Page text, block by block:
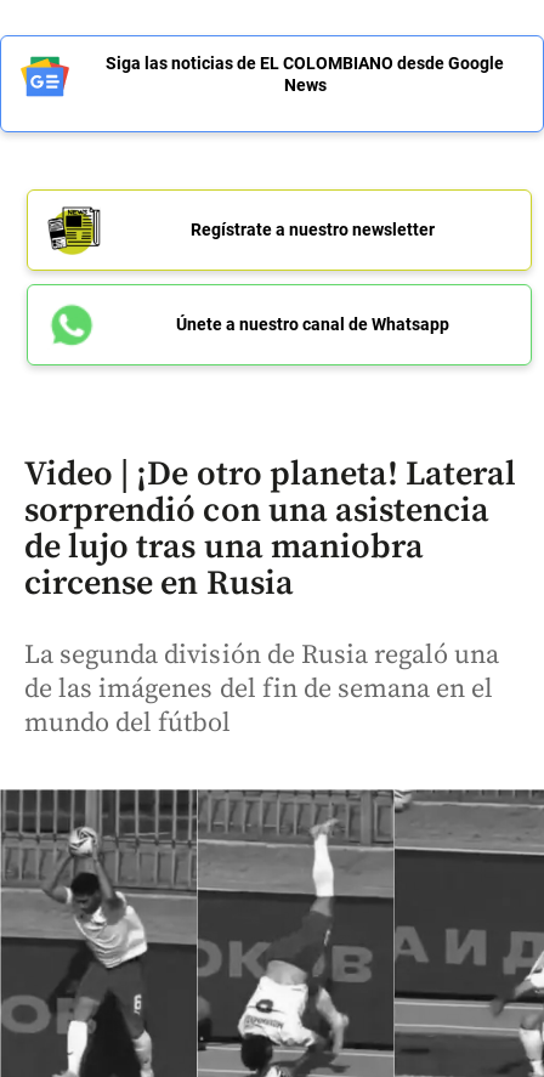
Siga las noticias de EL COLOMBIANO desde Google
News
Regístrate a nuestro newsletter
Únete a nuestro canal de Whatsapp
Video | ¡De otro planeta! Lateral
sorprendió con una asistencia
de lujo tras una maniobra
circense en Rusia
La segunda división de Rusia regaló una
de las imágenes del fin de semana en el
mundo del fútbol